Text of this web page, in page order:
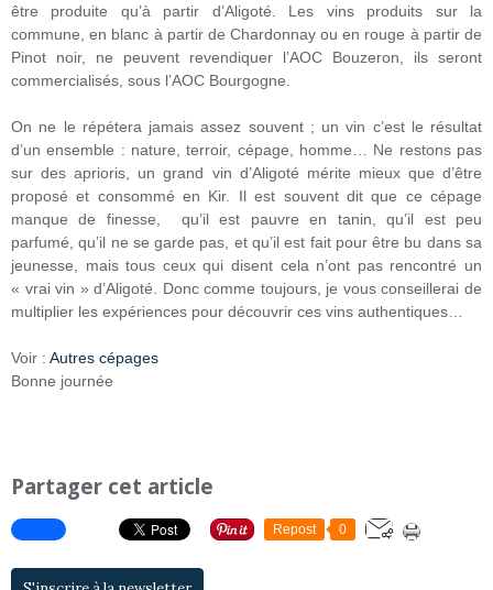
être produite qu’à partir d’Aligoté. Les vins produits sur la
commune, en blanc à partir de Chardonnay ou en rouge à partir de
Pinot noir, ne peuvent revendiquer l’AOC Bouzeron, ils seront
commercialisés, sous l’AOC Bourgogne.
On ne le répétera jamais assez souvent ; un vin c’est le résultat
d’un ensemble : nature, terroir, cépage, homme… Ne restons pas
sur des aprioris, un grand vin d’Aligoté mérite mieux que d’être
proposé et consommé en Kir. Il est souvent dit que ce cépage
manque de finesse, qu’il est pauvre en tanin, qu’il est peu
parfumé, qu’il ne se garde pas, et qu’il est fait pour être bu dans sa
jeunesse, mais tous ceux qui disent cela n’ont pas rencontré un
« vrai vin » d’Aligoté. Donc comme toujours, je vous conseillerai de
multiplier les expériences pour découvrir ces vins authentiques…
Voir : Autres cépages
Bonne journée
Partager cet article
Repost 0